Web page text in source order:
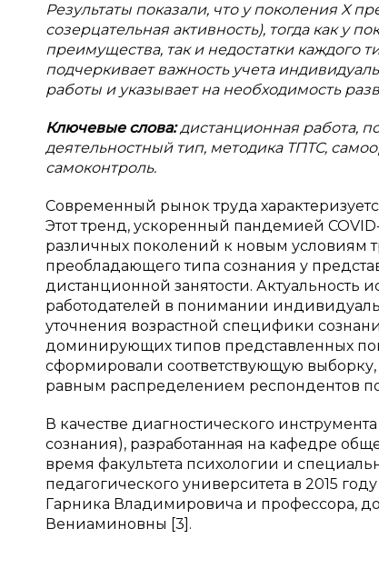
Результаты показали, что у поколения X
созерцательная активность), тогда как у
преимущества, так и недостатки каждого
подчеркивает важность учета
работы и указывает на необходимость
Ключевые слова:дистанционная работа,
деятельностный тип, методика ТПТС,
самоконтроль.
Современный рынок труда
Этот тренд, ускоренный пандемией
различных поколений к новым условиям
преобладающего типа сознания у
дистанционной занятости. Актуальность
работодателей в понимании
уточнения возрастной специфики
доминирующих типов представленных
сформировали соответствующую выборку,
равным распределением респондентов
В качестве диагностического
сознания), разработанная на кафедре
время факультета психологии и
педагогического университета в 2015
Гарника Владимировича и профессора,
Вениаминовны [3].